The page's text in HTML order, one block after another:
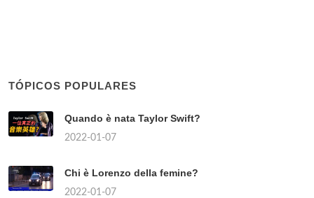
TÓPICOS POPULARES
Quando è nata Taylor Swift?
2022-01-07
Chi è Lorenzo della femine?
2022-01-07